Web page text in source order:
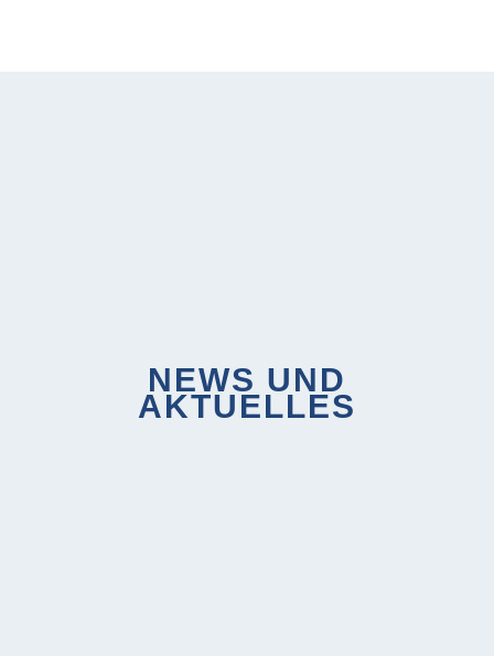
NEWS UND
AKTUELLES